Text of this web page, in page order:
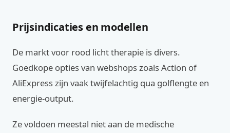
Prijsindicaties en modellen
De markt voor rood licht therapie is divers.
Goedkope opties van webshops zoals Action of
AliExpress zijn vaak twijfelachtig qua golflengte en
energie-output.
Ze voldoen meestal niet aan de medische